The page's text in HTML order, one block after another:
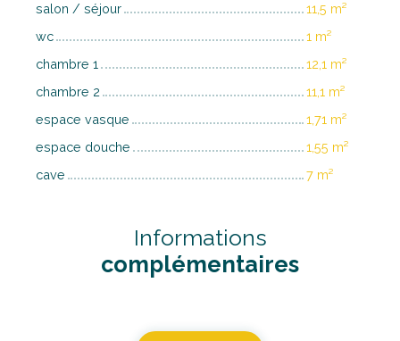
salon / séjour
11,5 m²
wc
1 m²
chambre 1
12,1 m²
chambre 2
11,1 m²
espace vasque
1,71 m²
espace douche
1,55 m²
cave
7 m²
Informations
complémentaires